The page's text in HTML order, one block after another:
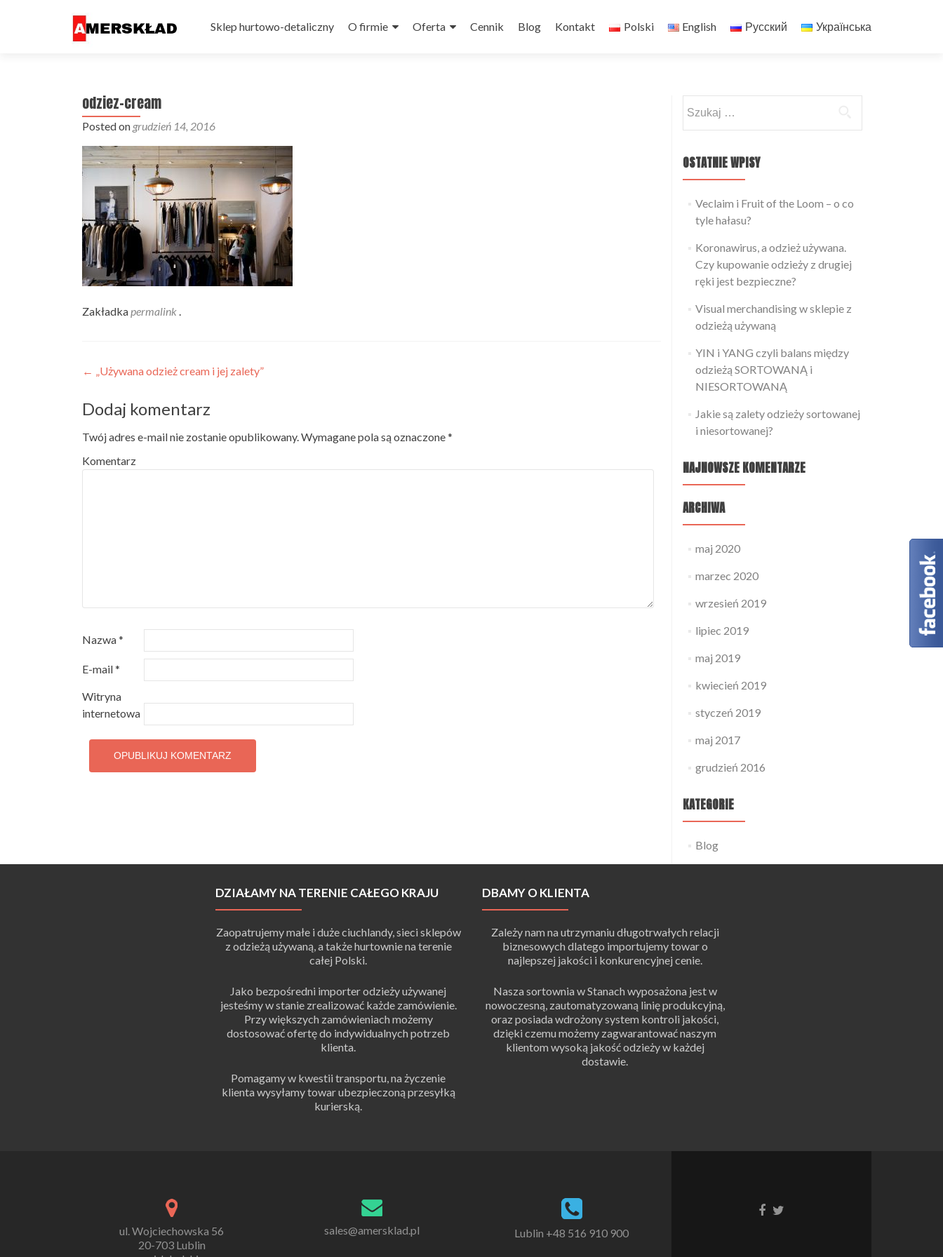
Sklep hurtowo-detaliczny
O firmie Oferta Cennik Blog Kontakt Polski English Русский Українська
odziez-cream
Posted on grudzień 14, 2016
Zakładkapermalink .
Nawigacja wpisu
← „Używana odzież cream i jej zalety”
Dodaj komentarz
Twój adres e-mail nie zostanie opublikowany.Wymagane pola są oznaczone*
Komentarz
Nazwa*
E-mail*
Witryna
internetowa
OSTATNIE WPISY
Veclaim i Fruit of the Loom – o co
tyle hałasu?
Koronawirus, a odzież używana.
Czy kupowanie odzieży z drugiej
ręki jest bezpieczne?
Visual merchandising w sklepie z
odzieżą używaną
YIN i YANG czyli balans między
odzieżą SORTOWANĄ i
NIESORTOWANĄ
Jakie są zalety odzieży sortowanej
i niesortowanej?
NAJNOWSZE KOMENTARZE
ARCHIWA
maj 2020
marzec 2020
wrzesień 2019
lipiec 2019
maj 2019
kwiecień 2019
styczeń 2019
maj 2017
grudzień 2016
KATEGORIE
Blog
DZIAŁAMY NA TERENIE CAŁEGO KRAJU
Zaopatrujemy małe i duże ciuchlandy, sieci sklepów
z odzieżą używaną, a także hurtownie na terenie
całej Polski.
Jako bezpośredni importer odzieży używanej
jesteśmy w stanie zrealizować każde zamówienie.
Przy większych zamówieniach możemy
dostosować ofertę do indywidualnych potrzeb
klienta.
Pomagamy w kwestii transportu, na życzenie
klienta wysyłamy towar ubezpieczoną przesyłką
kurierską.
DBAMY O KLIENTA
Zależy nam na utrzymaniu długotrwałych relacji
biznesowych dlatego importujemy towar o
najlepszej jakości i konkurencyjnej cenie.
Nasza sortownia w Stanach wyposażona jest w
nowoczesną, zautomatyzowaną linię produkcyjną,
oraz posiada wdrożony system kontroli jakości,
dzięki czemu możemy zagwarantować naszym
klientom wysoką jakość odzieży w każdej
dostawie.
ul. Wojciechowska 56
20-703 Lublin
sales@amersklad.pl Lublin +48 516 910 900